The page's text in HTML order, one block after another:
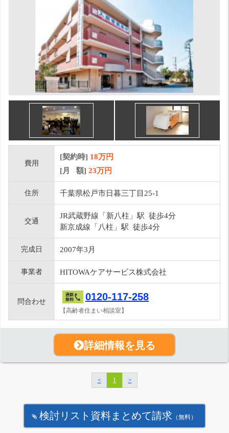
費用
[契約時] 18万円
[月 額] 23万円
住所 千葉県松戸市日暮三丁目25-1
交通
JR武蔵野線「新八柱」駅 徒歩4分
新京成線「八柱」駅 徒歩4分
完成日 2007年3月
事業者 HITOWAケアサービス株式会社
問合わせ 0120-117-258
【高齢者住まい相談室】
詳細情報を見る
< 1 >
検討リスト資料まとめて請求 （無料）